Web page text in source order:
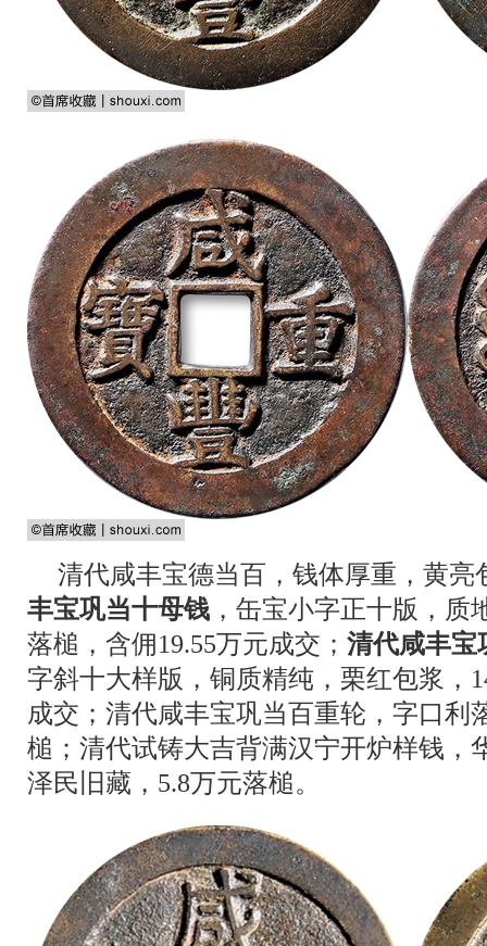
清代咸丰宝德当百，钱体厚重，黄亮
丰宝巩当十母钱 ，缶宝小字正十版，质
落槌，含佣19.55万元成交； 清代咸丰宝
字斜十大样版，铜质精纯，栗红包浆，
成交；清代咸丰宝巩当百重轮，字口利
槌；清代试铸大吉背满汉宁开炉样钱，
泽民旧藏，5.8万元落槌。